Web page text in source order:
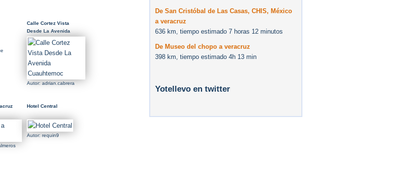
Calle Cortez Vista
Desde La Avenida
Cuauhtemoc
Autor: adrian.cabrera
Hotel Central
Autor: requin9
De San Cristóbal de Las Casas, CHIS, México
a veracruz
636 km, tiempo estimado 7 horas 12 minutos
De Museo del chopo a veracruz
398 km, tiempo estimado 4h 13 min
Yotellevo en twitter